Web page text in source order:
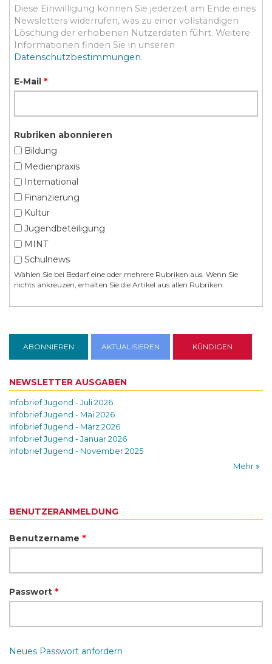
Diese Einwilligung können Sie jederzeit am Ende eines
Newsletters widerrufen, was zu einer vollständigen
Löschung der erhobenen Nutzerdaten führt. Weitere
Informationen finden Sie in unseren
Datenschutzbestimmungen.
E-Mail *
Rubriken abonnieren
Bildung
Medienpraxis
International
Finanzierung
Kultur
Jugendbeteiligung
MINT
Schulnews
Wählen Sie bei Bedarf eine oder mehrere Rubriken aus. Wenn Sie
nichts ankreuzen, erhalten Sie die Artikel aus allen Rubriken.
NEWSLETTER AUSGABEN
Infobrief Jugend - Juli 2026
Infobrief Jugend - Mai 2026
Infobrief Jugend - März 2026
Infobrief Jugend - Januar 2026
Infobrief Jugend - November 2025
Mehr
BENUTZERANMELDUNG
Benutzername *
Passwort *
Neues Passwort anfordern